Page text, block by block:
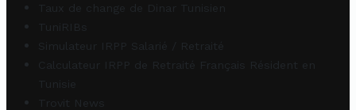
Taux de change de Dinar Tunisien
TuniRIBs
Simulateur IRPP Salarié / Retraité
Calculateur IRPP de Retraité Français Résident en
Tunisie
Trovit News